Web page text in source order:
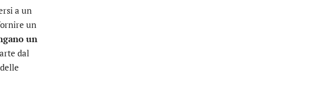
a un
un
un
dal